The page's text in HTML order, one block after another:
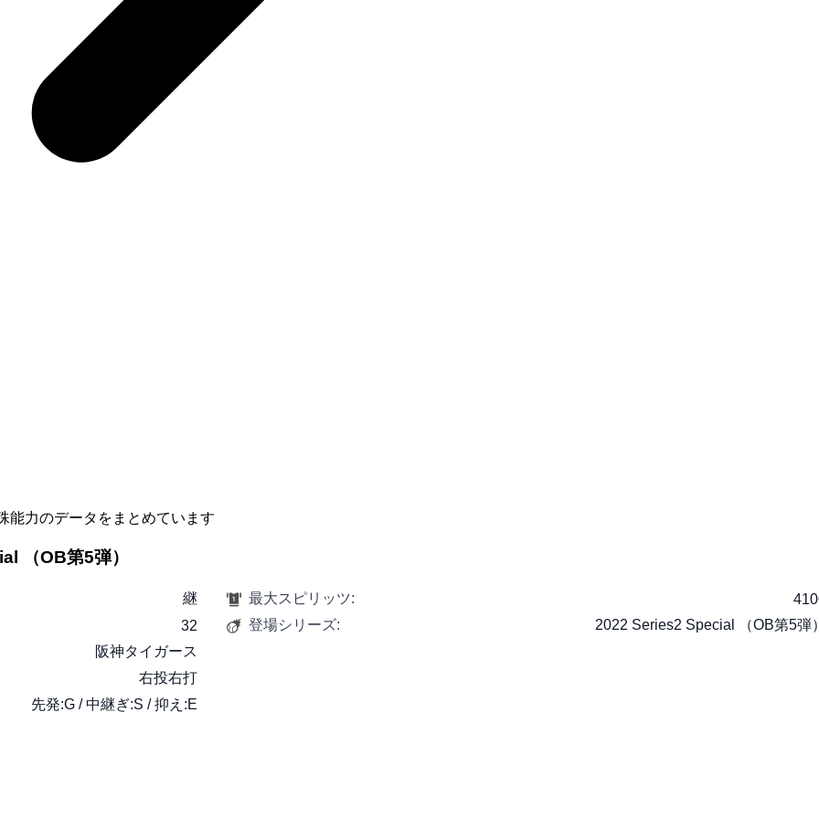
能力のデータをまとめています
（OB第5弾）
継
32
阪神タイガース
右投右打
先発:G / 中継ぎ:S / 抑え:E
最大スピリッツ:
登場シリーズ:
2022 Series2 Special （OB第5弾